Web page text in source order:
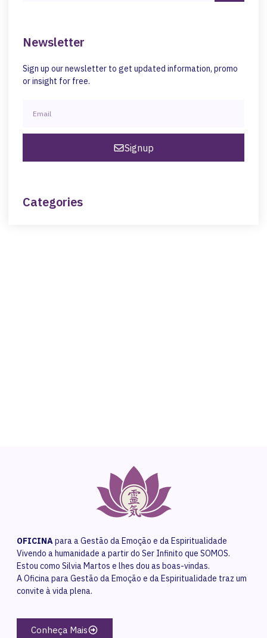
Newsletter
Sign up our newsletter to get updated information, promo
or insight for free.
Signup
Categories
OFICINApara a Gestão da Emoção e da Espiritualidade
Vivendo a humanidade a partir do Ser Infinito que SOMOS.
Estou como Silvia Martos e lhes dou as boas-vindas.
A Oficina para Gestão da Emoção e da Espiritualidade traz um
convite à vida plena.
Conheça Mais